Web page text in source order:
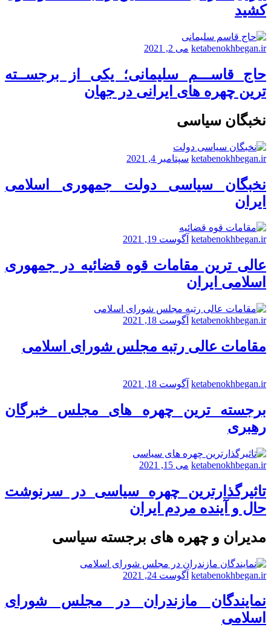
کشید
ketabenokhbegan.ir می 2, 2021
حاج قاســـم سلیمانی؛ یکی از برجســته
ترین چهره های ایرانی در جهان
نخبگان سیاسی
ketabenokhbegan.ir سپتامبر 4, 2021
نخبگان سیاسی دولت جمهوری اسلامی
ایران
ketabenokhbegan.ir آگوست 19, 2021
عالی ترین مقامات قوه قضائیه در جمهوری
اسلامی ایران
ketabenokhbegan.ir آگوست 18, 2021
مقامات عالی رتبه مجلس شورای اسلامی
ketabenokhbegan.ir آگوست 18, 2021
برجسته ترین چهره های مجلس خبرگان
رهبری
ketabenokhbegan.ir می 15, 2021
تاثیرگذارترین چهره سیاسی در سرنوشت
حال و آینده مردم ایران
مدیران و چهره های برجسته سیاسی
ketabenokhbegan.ir آگوست 24, 2021
نمایندگان مازندران در مجلس شورای
اسلامی